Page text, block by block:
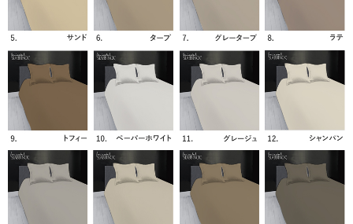
完全オーダーメイド商品の為、お届けまで5、6週間ほどお時間を
頂いております。
商品のお届けにお時間が掛かる場合がございますこと、何卒ご理
解賜りますと幸いです。